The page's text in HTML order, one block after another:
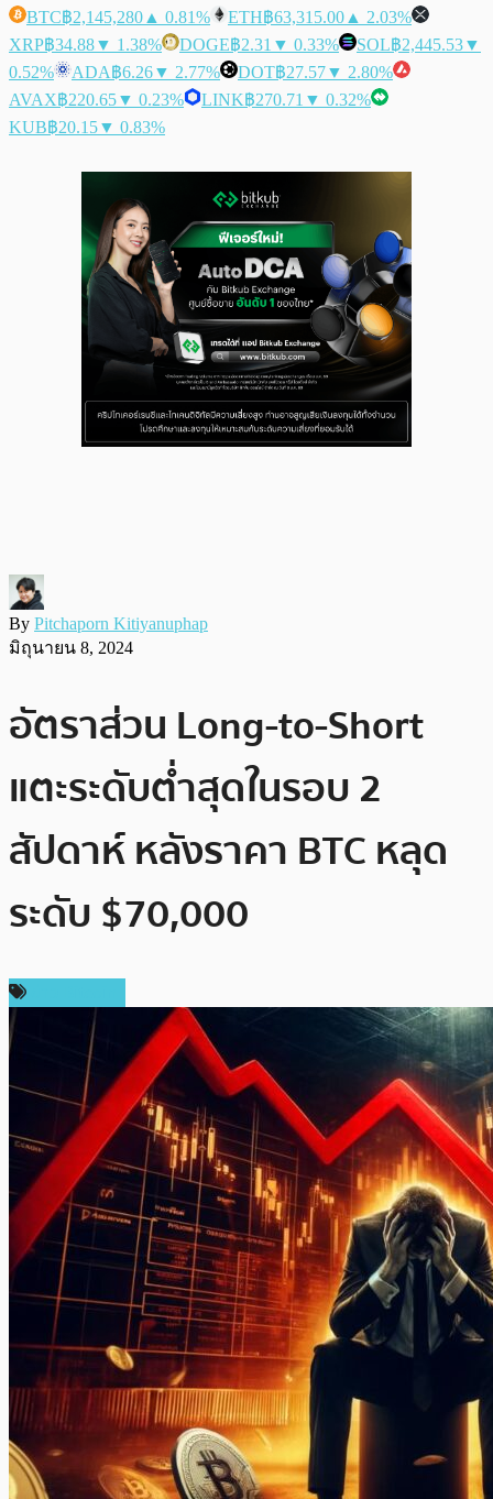
BTC฿2,145,280 ▲ 0.81% ETH฿63,315.00 ▲ 2.03%
XRP฿34.88▼ 1.38% DOGE฿2.31 ▼ 0.33% SOL฿2,445.53▼
0.52%
ADA฿6.26▼ 2.77% DOT฿27.57▼ 2.80%
AVAX฿220.65▼ 0.23% LINK฿270.71 ▼ 0.32%
KUB฿20.15▼ 0.83%
By Pitchaporn Kitiyanuphap
มิถุนายน 8, 2024
อัตราส่วน Long-to-Short
แตะระดับต่ำสุดในรอบ 2
สัปดาห์ หลังราคา BTC หลุด
ระดับ $70,000